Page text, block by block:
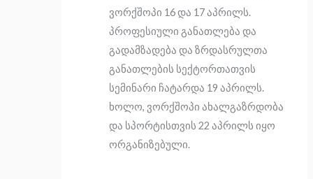
ვორქშოპი 16 და 17 აპრილს.
პროფესიული განათლება და
გადამზადება და ზრდასრულთა
განათლების სექტორთათვის
სემინარი ჩატარდა 19 აპრილს.
ხოლო, ვორქშოპი ახალგაზრდობა
და სპორტისთვის 22 აპრილს იყო
ორგანიზებული.